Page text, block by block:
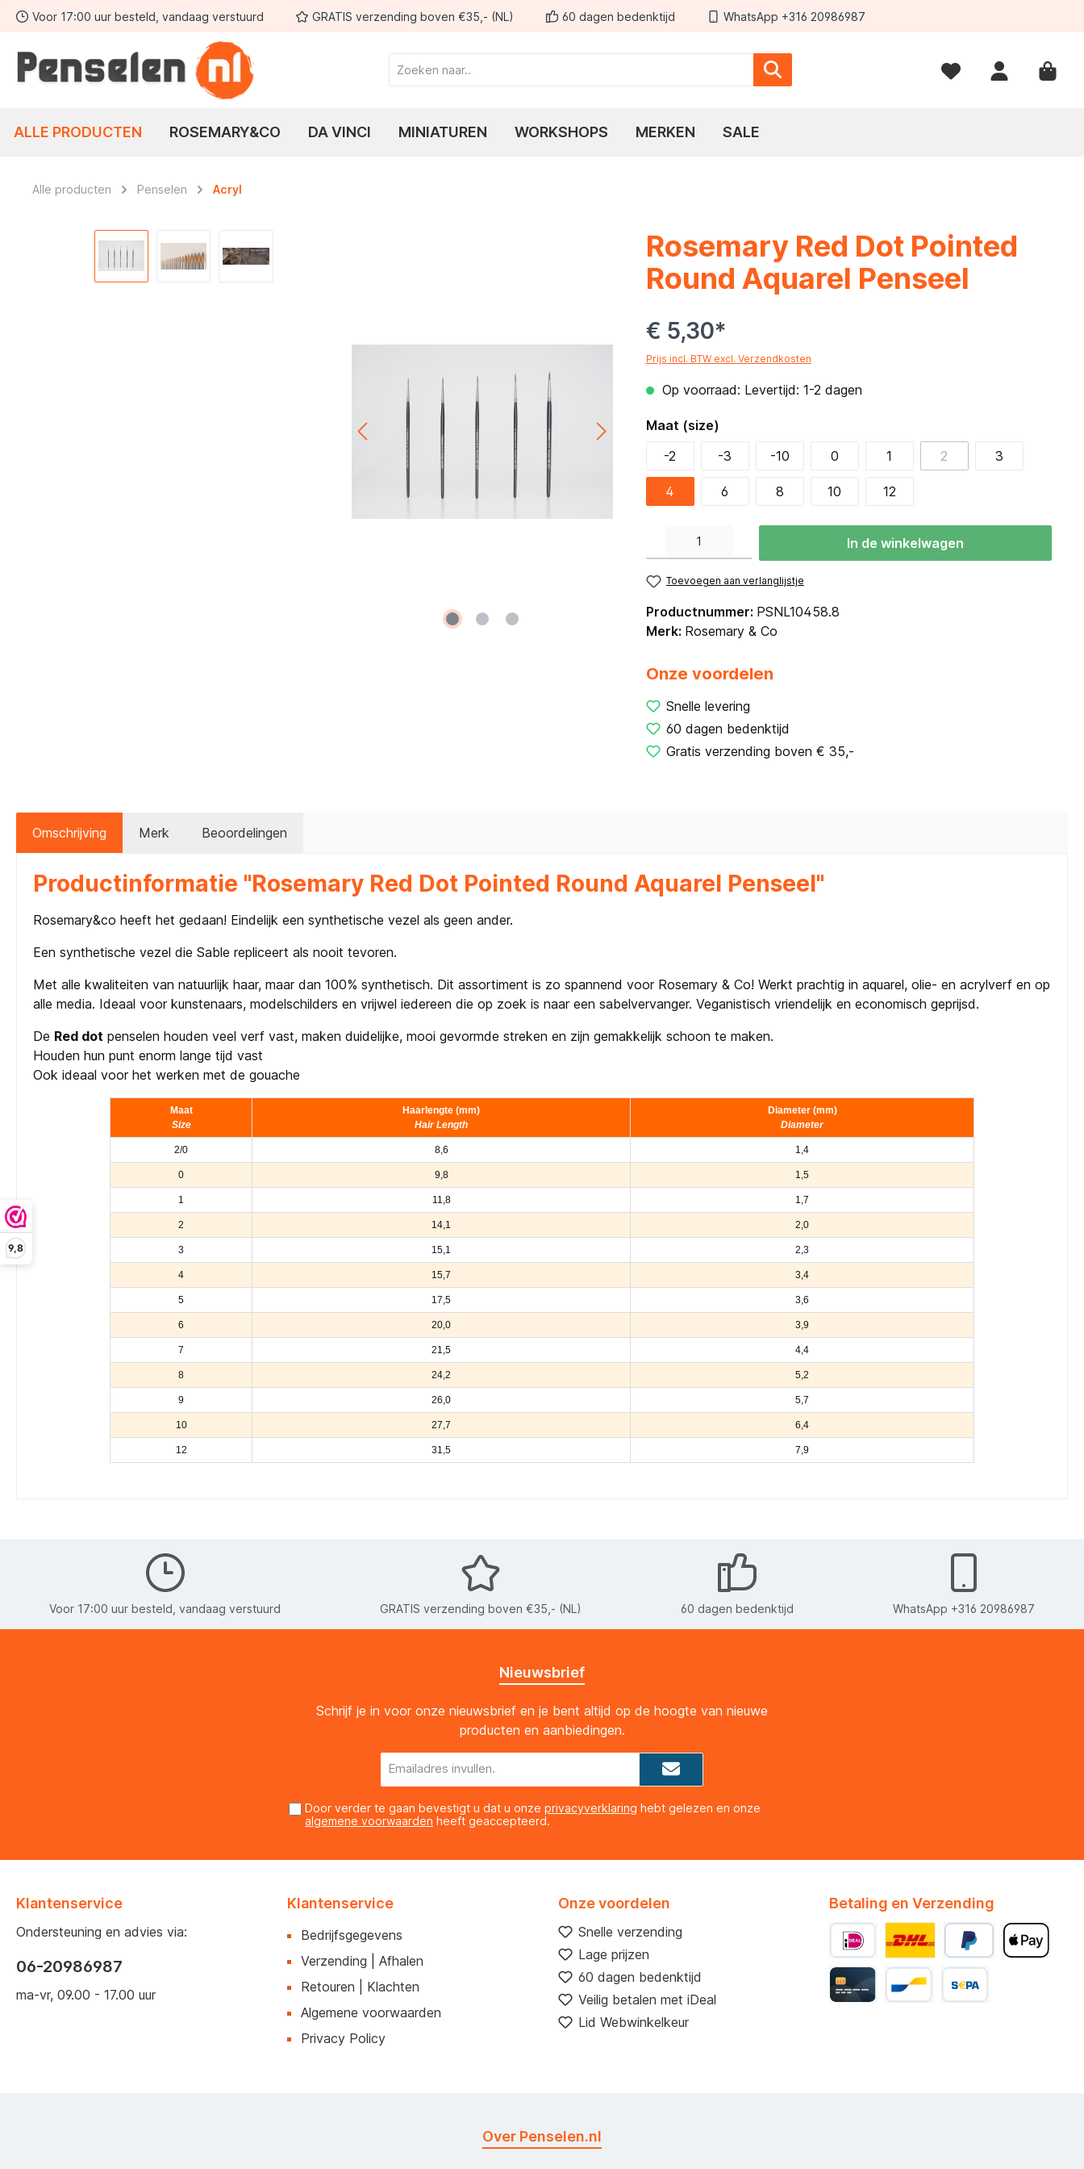
9,8
Ga naar de hoofdnavigatie
Voor 17:00 uur besteld, vandaag verstuurd GRATIS verzending boven €35,- (NL) 60 dagen bedenktijd WhatsApp +316 20986987
ALLE PRODUCTEN ROSEMARY&CO DA VINCI MINIATUREN WORKSHOPS MERKEN SALE
Alle producten Penselen Acryl
Rosemary Red Dot Pointed
Round Aquarel Penseel
€ 5,30*
Prijs incl. BTW excl. Verzendkosten
Op voorraad: Levertijd: 1-2 dagen
Maat (size)
-2
-3 -10 0 1 2 3
4 6 8 10 12
In de winkelwagen
Toevoegen aan verlanglijstje
Productnummer: PSNL10458.8
Merk: Rosemary & Co
Onze voordelen
Snelle levering
60 dagen bedenktijd
Gratis verzending boven € 35,-
Omschrijving Merk Beoordelingen
Productinformatie "Rosemary Red Dot Pointed Round Aquarel Penseel"
Rosemary&co heeft het gedaan! Eindelijk een synthetische vezel als geen ander.
Een synthetische vezel die Sable repliceert als nooit tevoren.
Met alle kwaliteiten van natuurlijk haar, maar dan 100% synthetisch. Dit assortiment is zo spannend voor Rosemary & Co! Werkt prachtig in aquarel, olie- en acrylverf en op
alle media. Ideaal voor kunstenaars, modelschilders en vrijwel iedereen die op zoek is naar een sabelvervanger. Veganistisch vriendelijk en economisch geprijsd.
De Red dot penselen houden veel verf vast, maken duidelijke, mooi gevormde streken en zijn gemakkelijk schoon te maken.
Houden hun punt enorm lange tijd vast
Ook ideaal voor het werken met de gouache
Maat
Size
Haarlengte (mm)
Hair Length
Diameter (mm)
Diameter
2/0 8,6 1,4
0 9,8 1,5
1 11,8 1,7
2 14,1 2,0
3 15,1 2,3
4 15,7 3,4
5 17,5 3,6
6 20,0 3,9
7 21,5 4,4
8 24,2 5,2
9 26,0 5,7
10 27,7 6,4
12 31,5 7,9
Voor 17:00 uur besteld, vandaag verstuurd GRATIS verzending boven €35,- (NL) 60 dagen bedenktijd WhatsApp +316 20986987
Nieuwsbrief
Schrijf je in voor onze nieuwsbrief en je bent altijd op de hoogte van nieuwe
producten en aanbiedingen.
Door verder te gaan bevestigt u dat u onze privacyverklaring hebt gelezen en onze
algemene voorwaarden heeft geaccepteerd.
Klantenservice
Ondersteuning en advies via:
06-20986987
ma-vr, 09.00 - 17.00 uur
Klantenservice
Bedrijfsgegevens
Verzending | Afhalen
Retouren | Klachten
Algemene voorwaarden
Privacy Policy
Onze voordelen
Snelle verzending
Lage prijzen
60 dagen bedenktijd
Veilig betalen met iDeal
Lid Webwinkelkeur
Betaling en Verzending
Over Penselen.nl